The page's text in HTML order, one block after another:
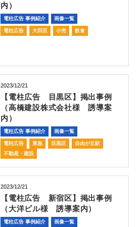
内）
電柱広告 事例紹介 画像一覧
電柱広告 大田区 小売 飲食
2023/12/21
【電柱広告 目黒区】掲出事例
（高橋建設株式会社様 誘導案
内）
電柱広告 事例紹介 画像一覧
電柱広告 東急 目黒区
自由が丘駅
不動産・建設
2023/12/21
【電柱広告 新宿区】掲出事例
（大洋ビル様 誘導案内）
電柱広告 事例紹介 画像一覧